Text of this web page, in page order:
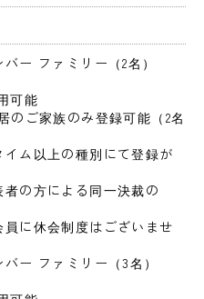
ー ファミリー（2名）
のご家族のみ登録可能（2名
ム以上の種別にて登録が
の方による同一決裁の
に休会制度はございませ
ー ファミリー（3名）